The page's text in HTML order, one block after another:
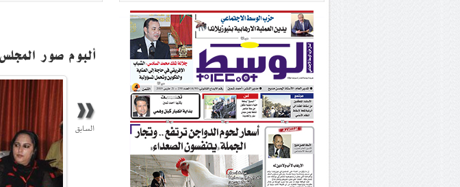
ألبوم صور